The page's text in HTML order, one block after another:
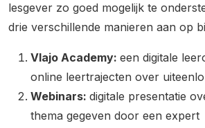
lesgever zo goed mogelijk te
drie verschillende manieren aan op
Vlajo Academy: een digitale
online leertrajecten over
Webinars: digitale presentatie
thema gegeven door een expert